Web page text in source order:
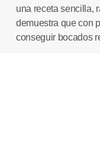
una receta sencilla,
demuestra que con
conseguir bocados